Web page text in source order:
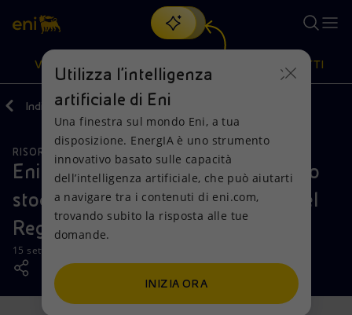
Cerca
scopri EnergIA, la nostra nuova soluzione di intelligenza
artificiale.
VISIONE
Visione
Mission e valori
Persone e Partnership
Net Zero
Azioni
Diversificazione energetica
Tecnologie per la transizione
Collaborazioni per l'innovazione
PRODOTTI
Prodotti
Casa
Imprese
Mobilità
Indietro Media Comunicati Stampa
RISORSE NATURALI
Eni ottiene la seconda licenza per lo
stoccaggio di anidride carbonica nel
Regno Unito
15 settembre 2023 - 11:25 CEST
Utilizza l'intelligenza
artificiale di Eni
Una finestra sul mondo Eni, a tua
disposizione. EnergIA è uno strumento
innovativo basato sulle capacità
dell’intelligenza artificiale, che può aiutarti
a navigare tra i contenuti di eni.com,
trovando subito la risposta alle tue
domande.
INIZIA ORA